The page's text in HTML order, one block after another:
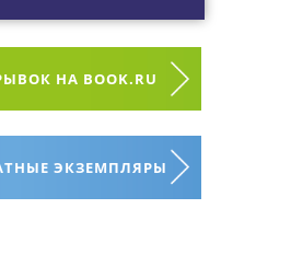
НА BOOK.RU
ЭКЗЕМПЛЯРЫ